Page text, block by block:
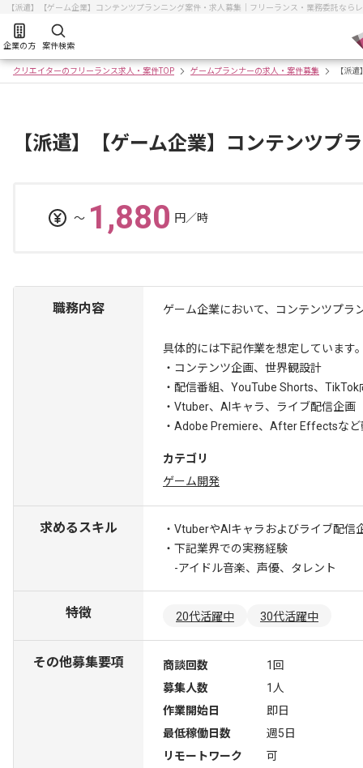
【派遣】【ゲーム企業】コンテンツプランニング案件・求人募集｜フリーランス・業務委託なら
企業の方 案件検索
クリエイターのフリーランス求人・案件TOP ゲームプランナーの求人・案件募集 【派
【派遣】【ゲーム企業】コンテンツプ
〜 1,880 円／時
職務内容 ゲーム企業において、コンテンツプラ
具体的には下記作業を想定しています
・コンテンツ企画、世界観設計
・配信番組、YouTube Shorts、
・Vtuber、AIキャラ、ライブ配信企画
・Adobe Premiere、After Effectsなど
カテゴリ
ゲーム開発
求めるスキル
・VtuberやAIキャラおよびライブ配信
・下記業界での実務経験
-アイドル音楽、声優、タレント
特徴 20代活躍中 30代活躍中
その他募集要項 商談回数
1回
募集人数
1人
作業開始日
即日
最低稼働日数
週5日
リモートワーク
可